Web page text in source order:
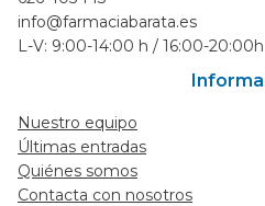
info@farmaciabarata.es
L-V: 9:00-14:00 h / 16:00-20:00h
Nuestro equipo
Últimas entradas
Quiénes somos
Contacta con nosotros